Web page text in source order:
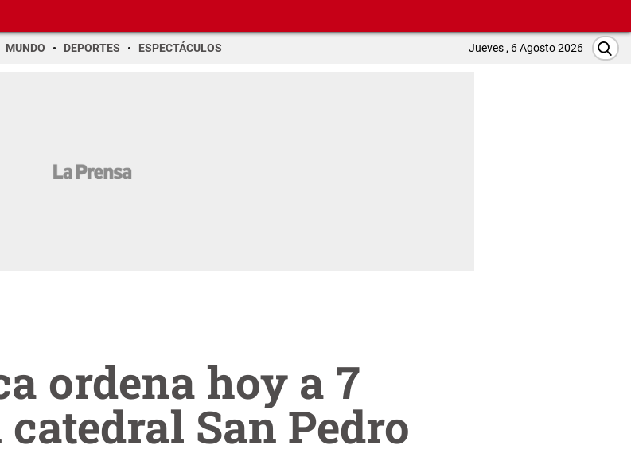
MUNDO DEPORTES ESPECTÁCULOS Jueves , 6 Agosto 2026
ordena hoy a 7
San Pedro